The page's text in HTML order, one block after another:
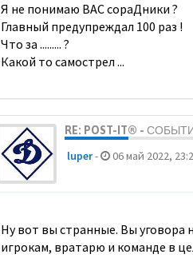
Я не понимаю ВАС сораДники ?
Главный предупреждал 100 раз !
Что за ......... ?
Какой то самострел ...
RE: POST-IT® -
luper- 06 май 2022,
Ну вот вы странные. Вы уговора
игрокам, вратарю и команде в